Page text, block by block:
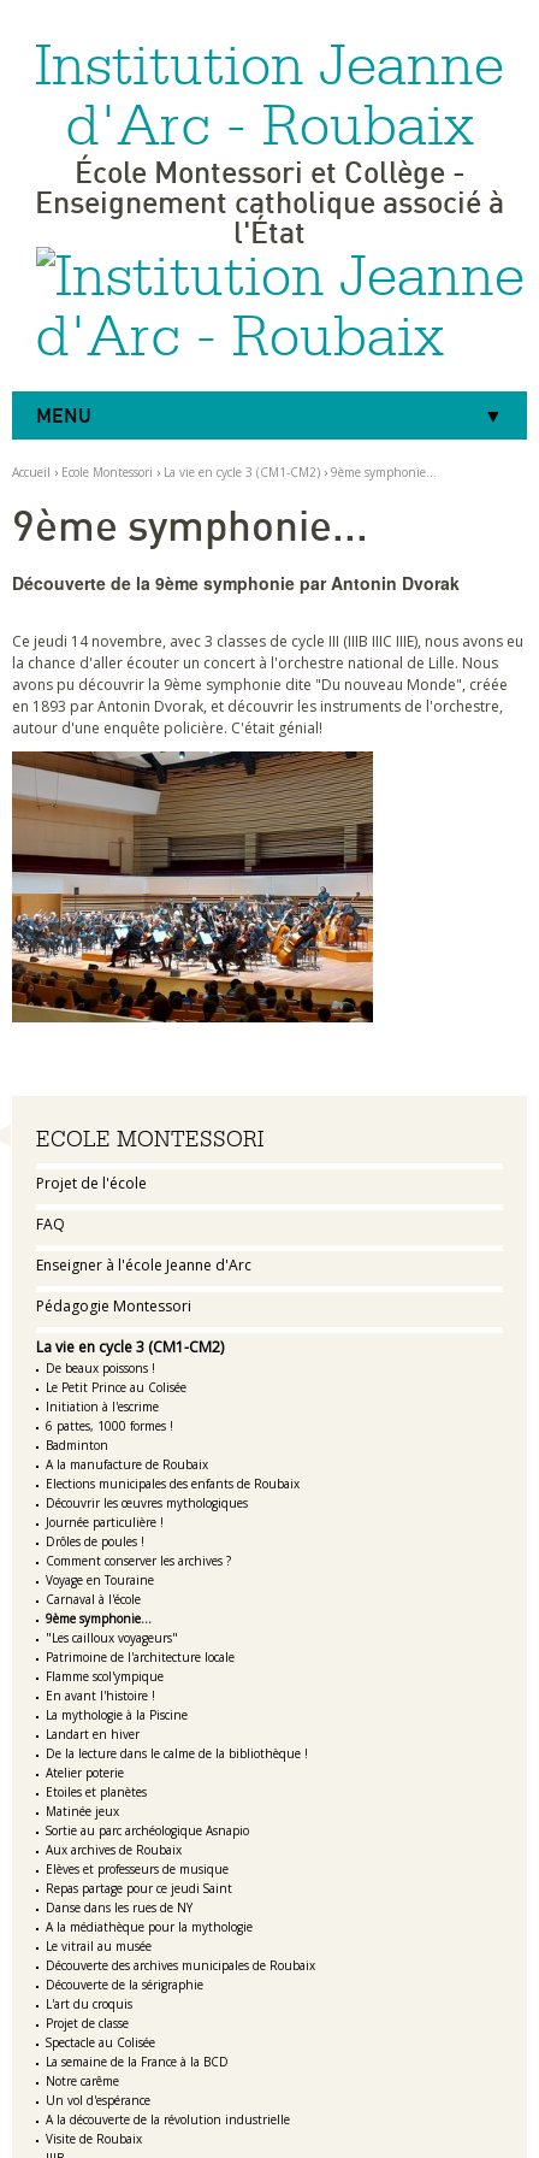
Outils
personnels
Institution Jeanne
d'Arc - Roubaix
École Montessori et Collège -
Enseignement catholique associé à
l'État
MENU
Accueil › Ecole Montessori › La vie en cycle 3 (CM1-CM2) › 9ème symphonie...
Navigation
ECOLE MONTESSORI
Projet de l'école
FAQ
Enseigner à l'école Jeanne d'Arc
Pédagogie Montessori
La vie en cycle 3 (CM1-CM2)
De beaux poissons !
Le Petit Prince au Colisée
Initiation à l'escrime
6 pattes, 1000 formes !
Badminton
A la manufacture de Roubaix
Elections municipales des enfants de Roubaix
Découvrir les œuvres mythologiques
Journée particulière !
Drôles de poules !
Comment conserver les archives ?
Voyage en Touraine
Carnaval à l'école
9ème symphonie...
"Les cailloux voyageurs"
Patrimoine de l'architecture locale
Flamme scol'ympique
En avant l'histoire !
La mythologie à la Piscine
Landart en hiver
De la lecture dans le calme de la bibliothèque !
Atelier poterie
Etoiles et planètes
Matinée jeux
Sortie au parc archéologique Asnapio
Aux archives de Roubaix
Elèves et professeurs de musique
Repas partage pour ce jeudi Saint
Danse dans les rues de NY
A la médiathèque pour la mythologie
Le vitrail au musée
Découverte des archives municipales de Roubaix
Découverte de la sérigraphie
L'art du croquis
Projet de classe
Spectacle au Colisée
La semaine de la France à la BCD
Notre carême
Un vol d'espérance
A la découverte de la révolution industrielle
Visite de Roubaix
9ème symphonie...
Découverte de la 9ème symphonie par Antonin Dvorak
Ce jeudi 14 novembre, avec 3 classes de cycle III (IIIB IIIC IIIE), nous avons eu
la chance d'aller écouter un concert à l'orchestre national de Lille. Nous
avons pu découvrir la 9ème symphonie dite "Du nouveau Monde", créée
en 1893 par Antonin Dvorak, et découvrir les instruments de l'orchestre,
autour d'une enquête policière. C'était génial!